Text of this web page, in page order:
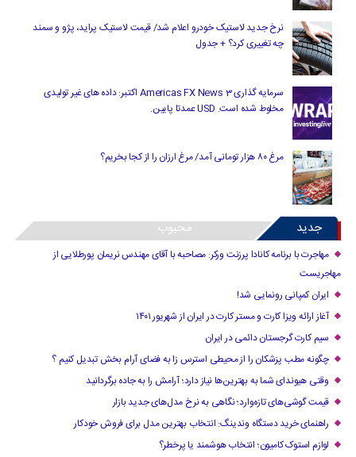
نرخ جدید لاستیک خودرو اعلام شد/ قیمت لاستیک پراید، پژو و سمند
چه تغییری کرد؟ + جدول
سرمایه گذاری Americas FX News 3 اکتبر: داده های غیر تولیدی
مخلوط شده است. USD عمدتا پایین.
مرغ ۸۰ هزار تومانی آمد/ مرغ ارزان را از کجا بخریم؟
جدید محبوب
مهاجرت با برنامه کانادا پرزنت ورکر: مصاحبه با آقای مهندس نریمان پورطلایی از
مهاجریست
ایران کمپانی رونمایی شد!
آغاز ارائه ویزا کارت و مستر کارت در ایران از شهریور ۱۴۰۱
سیم کارت گرجستان دائمی در ایران
چگونه مطب پزشکان را از محیطی استرس زا به فضای آرام بخش تبدیل کنیم ؟
وقتی هیوندای شما به بهترین‌ها نیاز دارد؛ آرامش را به جاده برگردانید
قیمت گوشی‌های تازه‌وارد؛ نگاهی به نرخ مدل‌های جدید بازار
راهنمای خرید دستگاه وندینگ: انتخاب بهترین مدل برای فروش خودکار
لوازم استوک کامیون؛ انتخاب هوشمند یا پرخطر؟